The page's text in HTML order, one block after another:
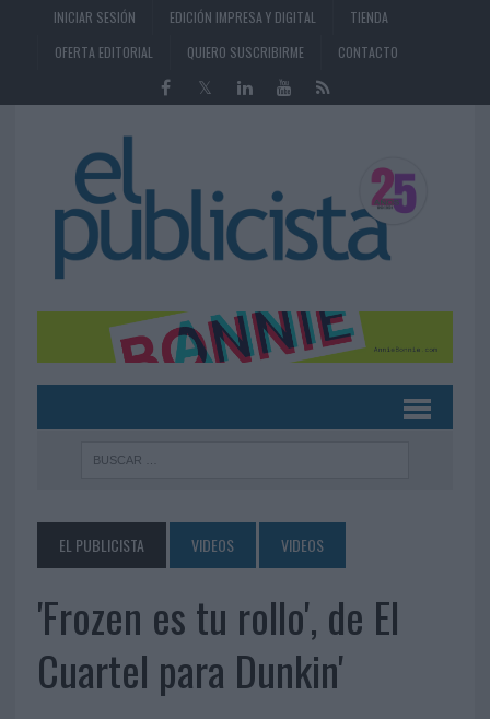
INICIAR SESIÓN EDICIÓN IMPRESA Y DIGITAL
TIENDA
OFERTA EDITORIAL
QUIERO SUSCRIBIRME CONTACTO
EL PUBLICISTA VIDEOS VIDEOS
'Frozen es tu rollo', de El
Cuartel para Dunkin'